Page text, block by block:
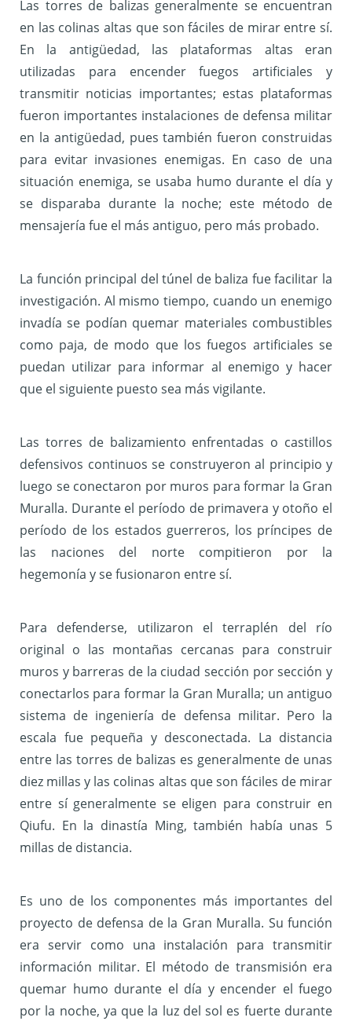
Las torres de balizas generalmente se encuentran
en las colinas altas que son fáciles de mirar entre sí.
En la antigüedad, las plataformas altas eran
utilizadas para encender fuegos artificiales y
transmitir noticias importantes; estas plataformas
fueron importantes instalaciones de defensa militar
en la antigüedad, pues también fueron construidas
para evitar invasiones enemigas. En caso de una
situación enemiga, se usaba humo durante el día y
se disparaba durante la noche; este método de
mensajería fue el más antiguo, pero más probado.
La función principal del túnel de baliza fue facilitar la
investigación. Al mismo tiempo, cuando un enemigo
invadía se podían quemar materiales combustibles
como paja, de modo que los fuegos artificiales se
puedan utilizar para informar al enemigo y hacer
que el siguiente puesto sea más vigilante.
Las torres de balizamiento enfrentadas o castillos
defensivos continuos se construyeron al principio y
luego se conectaron por muros para formar la Gran
Muralla. Durante el período de primavera y otoño el
período de los estados guerreros, los príncipes de
las naciones del norte compitieron por la
hegemonía y se fusionaron entre sí.
Para defenderse, utilizaron el terraplén del río
original o las montañas cercanas para construir
muros y barreras de la ciudad sección por sección y
conectarlos para formar la Gran Muralla; un antiguo
sistema de ingeniería de defensa militar. Pero la
escala fue pequeña y desconectada. La distancia
entre las torres de balizas es generalmente de unas
diez millas y las colinas altas que son fáciles de mirar
entre sí generalmente se eligen para construir en
Qiufu. En la dinastía Ming, también había unas 5
millas de distancia.
Es uno de los componentes más importantes del
proyecto de defensa de la Gran Muralla. Su función
era servir como una instalación para transmitir
información militar. El método de transmisión era
quemar humo durante el día y encender el fuego
por la noche, ya que la luz del sol es fuerte durante